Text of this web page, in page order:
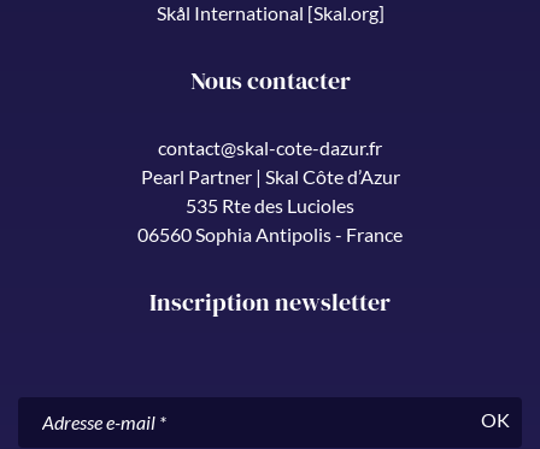
Skål International [Skal.org]
Nous contacter
contact@skal-cote-dazur.fr
Pearl Partner | Skal Côte d’Azur
535 Rte des Lucioles
06560 Sophia Antipolis - France
Inscription newsletter
OK